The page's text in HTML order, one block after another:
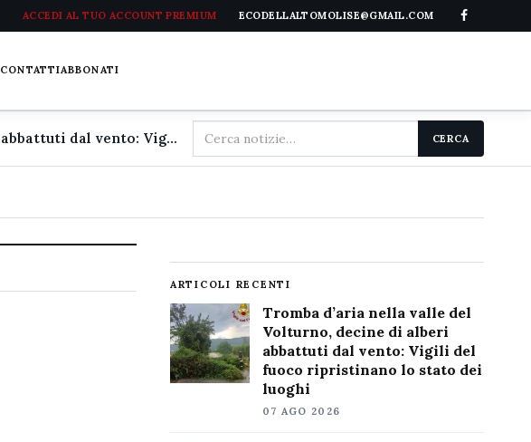
ACCEDI AL TUO ACCOUNT PREMIUM ECODELLALTOMOLISE@GMAIL.COM
CONTATTIABBONATI
Tromba d'aria nella valle del Volturno, decine di alberi abbattuti dal vento: Vigili del fuoco ripristinano lo stato dei luoghi
Cerca
nel
CERCA
ARTICOLI RECENTI
Tromba d’aria nella valle del
Volturno, decine di alberi
abbattuti dal vento: Vigili del
fuoco ripristinano lo stato dei
luoghi
07 AGO 2026